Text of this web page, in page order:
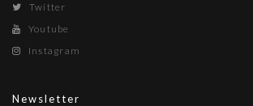
Twitter
Youtube
Instagram
Newsletter